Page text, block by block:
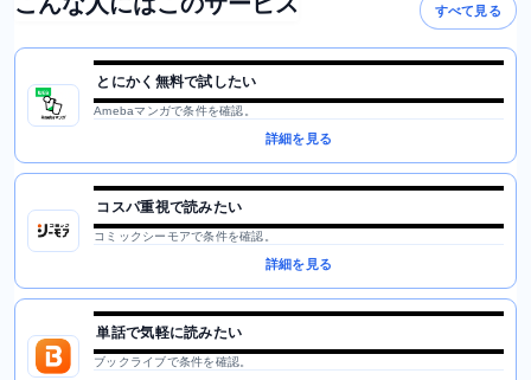
すべて見る
とにかく無料で試したい
Amebaマンガで条件を確認。
詳細を見る
コスパ重視で読みたい
コミックシーモアで条件を確認。
詳細を見る
単話で気軽に読みたい
ブックライブで条件を確認。